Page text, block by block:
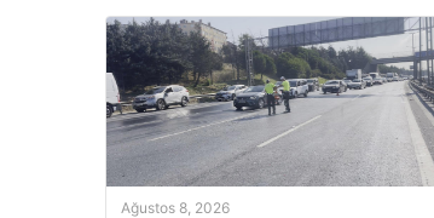
Ağustos 8, 2026